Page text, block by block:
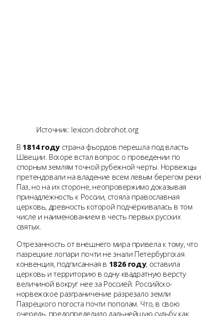
Источник: lexicon.dobrohot.org
В 1814 годустрана фьордов перешла под власть
Швеции. Вскоре встал вопрос о проведении по
спорным землям точной рубежной черты. Норвежцы
претендовали на владение всем левым берегом реки
Паз, но на их стороне, неопровержимо доказывая
принадлежность к России, стояла православная
церковь, древность которой подчёркивалась в том
числе и наименованием в честь первых русских
святых.
Отрезанность от внешнего мира привела к тому, что
пазрецкие лопари почти не знали Петербургская
конвенция, подписанная в 1826 году, оставила
церковь и территорию в одну квадратную версту
величиной вокруг нее за Россией. Российско-
норвежское разграничение разрезало земли
Пазрецкого погоста почти пополам. Что, в свою
очередь, предопределило дальнейшую судьбу как